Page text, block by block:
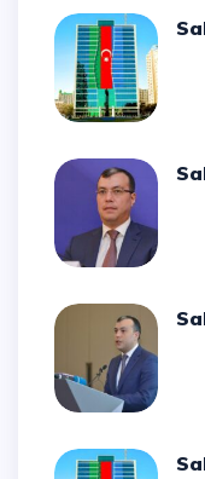
Sahil Babayeva mektub